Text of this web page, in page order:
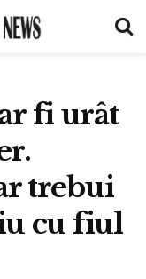
fi urât
trebui
cu fiul